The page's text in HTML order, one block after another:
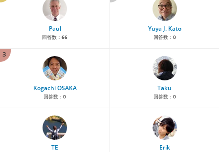
Paul
回答数： 66
Yuya J. Kato
回答数： 0
3
Kogachi OSAKA
回答数： 0
Taku
回答数： 0
TE Erik